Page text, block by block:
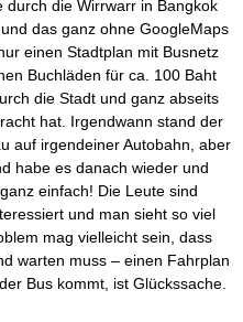
durch die Wirrwarr in Bangkok
das ganz ohne GoogleMaps
einen Stadtplan mit Busnetz
Buchläden für ca. 100 Baht
die Stadt und ganz abseits
hat. Irgendwann stand der
auf irgendeiner Autobahn, aber
habe es danach wieder und
einfach! Die Leute sind
und man sieht so viel
mag vielleicht sein, dass
warten muss – einen Fahrplan
Bus kommt, ist Glückssache.